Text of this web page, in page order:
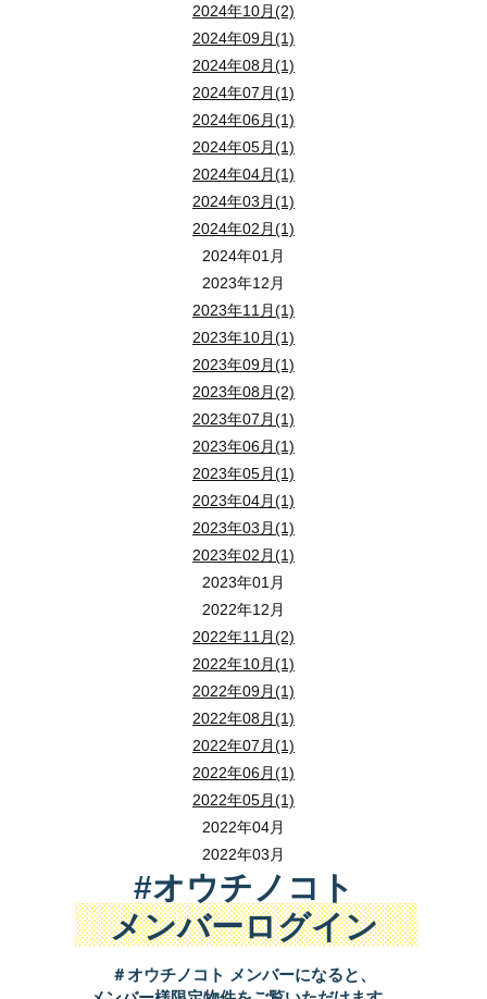
2024年10月(2)
2024年09月(1)
2024年08月(1)
2024年07月(1)
2024年06月(1)
2024年05月(1)
2024年04月(1)
2024年03月(1)
2024年02月(1)
2024年01月
2023年12月
2023年11月(1)
2023年10月(1)
2023年09月(1)
2023年08月(2)
2023年07月(1)
2023年06月(1)
2023年05月(1)
2023年04月(1)
2023年03月(1)
2023年02月(1)
2023年01月
2022年12月
2022年11月(2)
2022年10月(1)
2022年09月(1)
2022年08月(1)
2022年07月(1)
2022年06月(1)
2022年05月(1)
2022年04月
2022年03月
#オウチノコト
メンバーログイン
＃オウチノコト メンバーになると、